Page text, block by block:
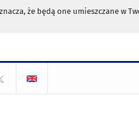
że będą one umieszczane w